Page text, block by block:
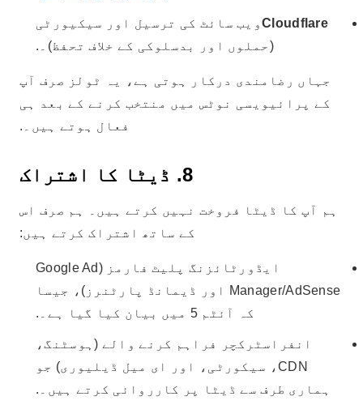
Cloudflareویب سائٹ کی ترسیل اور سیکیورٹی
(حملوں اور بدسلوکی کے خلاف تحفظ)۔.
جہاں رضامندی درکار ہوتی ہے، یہ ٹولز صرف آپ
کے پرائیویسی نوٹس میں منتخب کرنے کے بعد ہی
فعال ہوتے ہیں۔.
8. ڈیٹا کا اشتراک
ہم آپ کا ڈیٹا فروخت نہیں کرتے ہیں۔ ہم صرف اس
کے ساتھ اشتراک کرتے ہیں:
ایڈورٹائزنگ پلیٹ فارمز (Google Ad
Manager/AdSense اور ڈیمانڈ پارٹنرز)، جیسا
کہ آئٹم 5 میں بیان کیا گیا ہے۔.
انفراسٹرکچر فراہم کرنے والے (ہوسٹنگ،
CDN، سیکورٹی، اور ای میل ڈیلیوری) جو
ہماری طرف سے ڈیٹا پر کارروائی کرتے ہیں۔.